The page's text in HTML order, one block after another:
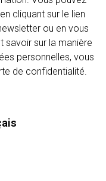
cliquant sur le lien
ou en vous
savoir sur la manière
personnelles, vous
de confidentialité.